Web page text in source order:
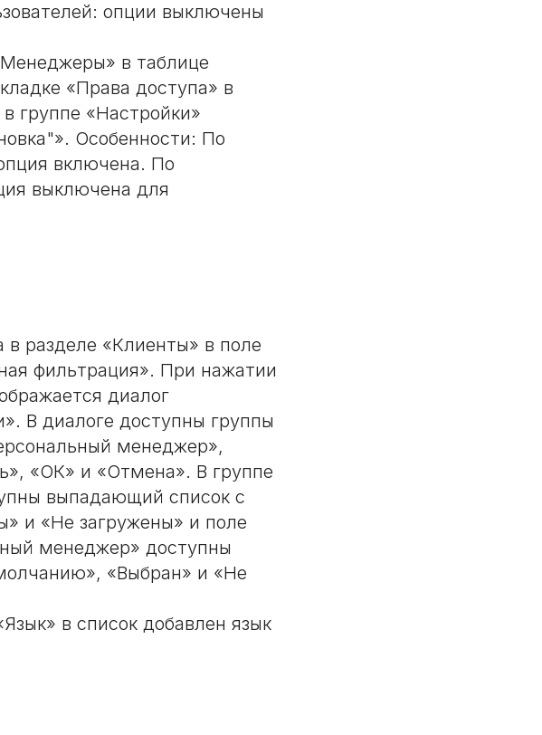
опции выключены
в таблице
«Права доступа» в
группе «Настройки»
Особенности: По
включена. По
выключена для
в разделе «Клиенты» в поле
фильтрация». При нажатии
диалог
В диалоге доступны группы
менеджер»,
«ОК» и «Отмена». В группе
выпадающий список с
и «Не загружены» и поле
менеджер» доступны
«Выбран» и «Не
в список добавлен язык